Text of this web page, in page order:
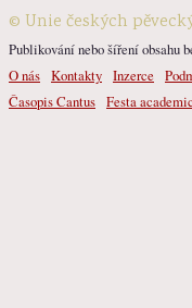
© Unie českých
Publikování nebo šíření obsahu
O nás Kontakty Inzerce
Časopis Cantus Festa